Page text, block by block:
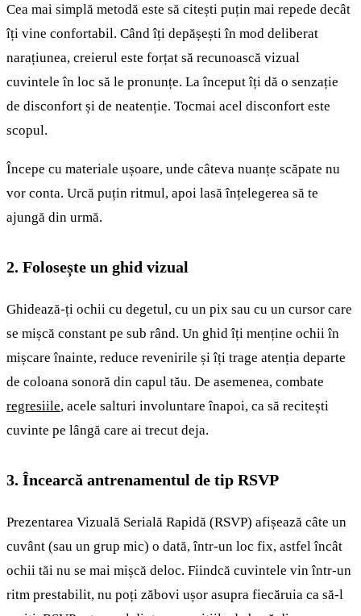
Cea mai simplă metodă este să citești puțin mai repede decât
îți vine confortabil. Când îți depășești în mod deliberat
narațiunea, creierul este forțat să recunoască vizual
cuvintele în loc să le pronunțe. La început îți dă o senzație
de disconfort și de neatenție. Tocmai acel disconfort este
scopul.
Începe cu materiale ușoare, unde câteva nuanțe scăpate nu
vor conta. Urcă puțin ritmul, apoi lasă înțelegerea să te
ajungă din urmă.
2. Folosește un ghid vizual
Ghidează-ți ochii cu degetul, cu un pix sau cu un cursor care
se mișcă constant pe sub rând. Un ghid îți menține ochii în
mișcare înainte, reduce revenirile și îți trage atenția departe
de coloana sonoră din capul tău. De asemenea, combate
regresiile, acele salturi involuntare înapoi, ca să recitești
cuvinte pe lângă care ai trecut deja.
3. Încearcă antrenamentul de tip RSVP
Prezentarea Vizuală Serială Rapidă (RSVP) afișează câte un
cuvânt (sau un grup mic) o dată, într-un loc fix, astfel încât
ochii tăi nu se mai mișcă deloc. Fiindcă cuvintele vin într-un
ritm prestabilit, nu poți zăbovi ușor asupra fiecăruia ca să-l